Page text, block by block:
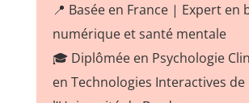
📍 Basée en France | Expert en
numérique et santé mentale
🎓 Diplômée en Psychologie
en Technologies Interactives de